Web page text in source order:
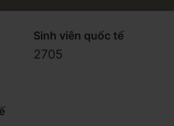
Sinh viên quốc tế
2705